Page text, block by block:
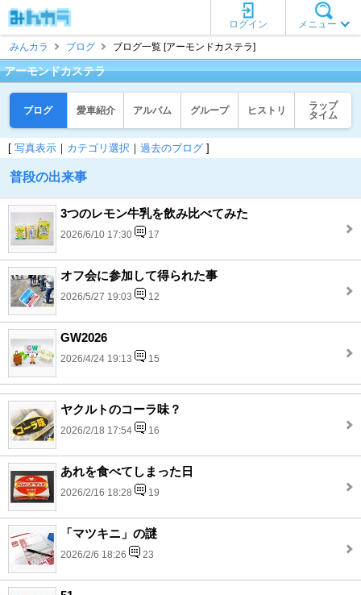
メニュー
ログイン
みんカラ
ブログ ブログ一覧 [アーモンドカステラ]
アーモンドカステラ
ブログ 愛車紹介 アルバム グループ ヒストリ
ラップ
タイム
[ 写真表示 ｜ カテゴリ選択 ｜ 過去のブログ ]
普段の出来事
3つのレモン牛乳を飲み比べてみた
2026/6/10 17:30 17
オフ会に参加して得られた事
2026/5/27 19:03 12
GW2026
2026/4/24 19:13 15
ヤクルトのコーラ味？
2026/2/18 17:54 16
あれを食べてしまった日
2026/2/16 18:28 19
「マツキニ」の謎
2026/2/6 18:26 23